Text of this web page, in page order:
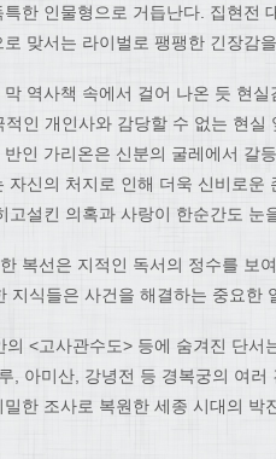
한 인물형으로 거듭난다. 집현전
맞서는 라이벌로 팽팽한 긴장감
역사책 속에서 걸어 나온 듯 현
인 개인사와 감당할 수 없는 현실
인 가리온은 신분의 굴레에서 갈
자신의 처지로 인해 더욱 신비로운
고설킨 의혹과 사랑이 한순간도 눈
복선은 지적인 독서의 정수를 보
지식들은 사건을 해결하는 중요한
의 <고사관수도> 등에 숨겨진 단서
, 아미산, 강녕전 등 경복궁의 여러
한 조사로 복원한 세종 시대의 박